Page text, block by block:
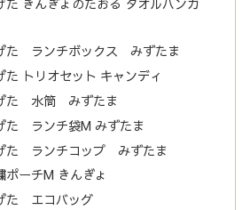
た きんぎょのたおる タオルハンカ
た ランチボックス みずたま
た トリオセット キャンディ
た 水筒 みずたま
た ランチ袋M みずたま
た ランチコップ みずたま
ーチM きんぎょ
た エコバッグ